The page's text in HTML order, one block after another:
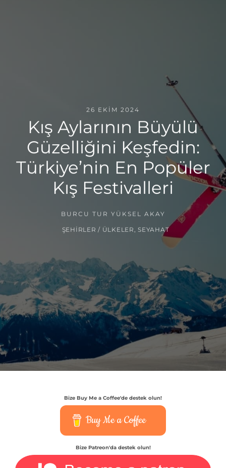
26 EKIM 2024
Kış Aylarının Büyülü
Güzelliğini Keşfedin:
Türkiye’nin En Popüler
Kış Festivalleri
BURCU TUR YÜKSEL AKAY
ŞEHIRLER / ÜLKELER SEYAHAT
Bize Buy Me a Coffee'de destek olun!
Buy Me a Coffee
Bize Patreon'da destek olun!